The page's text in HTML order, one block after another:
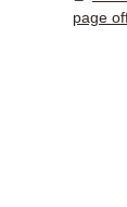
page